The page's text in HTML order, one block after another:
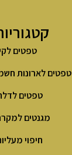
טפטים
טפטים לארונות
טפטים
מגנטים
חיפוי